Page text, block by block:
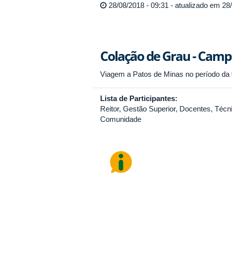
28/08/2018 - 09:31 - atualizado em
Colação de Grau -
Viagem a Patos de Minas no período
Lista de Participantes:
Reitor, Gestão Superior, Docentes,
Comunidade